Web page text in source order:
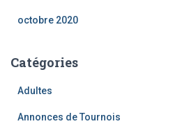
octobre 2020
Catégories
Adultes
Annonces de Tournois